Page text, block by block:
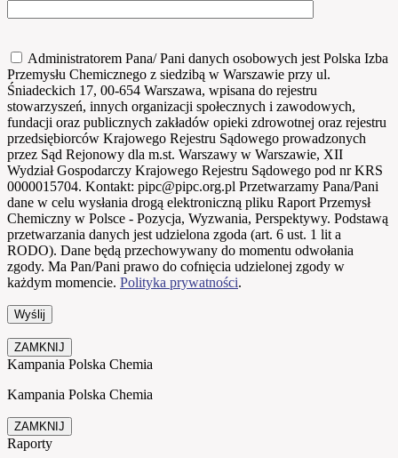
Administratorem Pana/ Pani danych osobowych jest Polska Izba
Przemysłu Chemicznego z siedzibą w Warszawie przy ul.
Śniadeckich 17, 00-654 Warszawa, wpisana do rejestru
stowarzyszeń, innych organizacji społecznych i zawodowych,
fundacji oraz publicznych zakładów opieki zdrowotnej oraz rejestru
przedsiębiorców Krajowego Rejestru Sądowego prowadzonych
przez Sąd Rejonowy dla m.st. Warszawy w Warszawie, XII
Wydział Gospodarczy Krajowego Rejestru Sądowego pod nr KRS
0000015704. Kontakt: pipc@pipc.org.pl Przetwarzamy Pana/Pani
dane w celu wysłania drogą elektroniczną pliku Raport Przemysł
Chemiczny w Polsce - Pozycja, Wyzwania, Perspektywy. Podstawą
przetwarzania danych jest udzielona zgoda (art. 6 ust. 1 lit a
RODO). Dane będą przechowywany do momentu odwołania
zgody. Ma Pan/Pani prawo do cofnięcia udzielonej zgody w
każdym momencie. Polityka prywatności.
ZAMKNIJ
Kampania Polska Chemia
Kampania Polska Chemia
ZAMKNIJ
Raporty